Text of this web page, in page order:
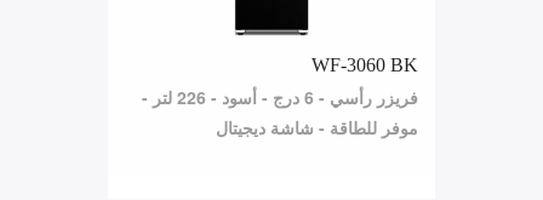
WF-3060 BK
فريزر رأسي - 6 درج - أسود - 226 لتر -
موفر للطاقة - شاشة ديجيتال